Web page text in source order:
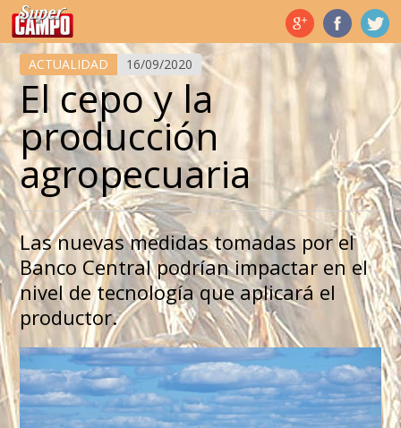
Temas de hoy
ACTUALIDAD 16/09/2020
El cepo y la
producción
agropecuaria
Las nuevas medidas tomadas por el
Banco Central podrían impactar en el
nivel de tecnología que aplicará el
productor.